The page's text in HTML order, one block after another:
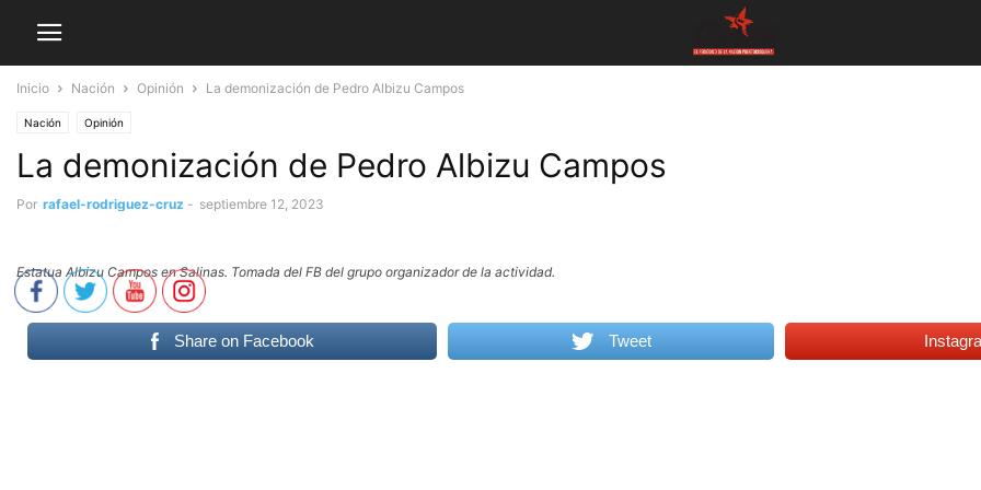
Inicio Nación Opinión La demonización de Pedro Albizu Campos
Nación Opinión
La demonización de Pedro Albizu Campos
Por rafael-rodriguez-cruz - septiembre 12, 2023
Estatua Albizu Campos en Salinas. Tomada del FB del grupo organizador de la actividad.
Share on Facebook Tweet